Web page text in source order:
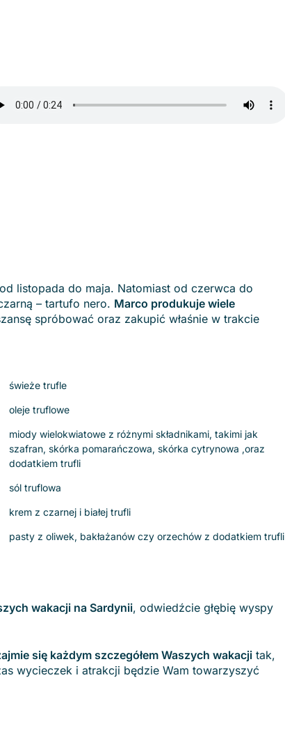
listopada do maja. Natomiast od czerwca do
– tartufo nero. Marco produkuje wiele
spróbować oraz zakupić właśnie w trakcie
świeże trufle
oleje truflowe
miody wielokwiatowe z różnymi składnikami, takimi jak
szafran, skórka pomarańczowa, skórka cytrynowa ,oraz
dodatkiem trufli
sól truflowa
krem z czarnej i białej trufli
pasty z oliwek, bakłażanów czy orzechów z dodatkiem trufli
wakacji na Sardynii, odwiedźcie głębię wyspy
się każdym szczegółem Waszych wakacji tak,
wycieczek i atrakcji będzie Wam towarzyszyć